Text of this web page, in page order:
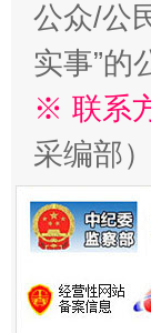
公众/公
实事”的
※ 联系
采编部）